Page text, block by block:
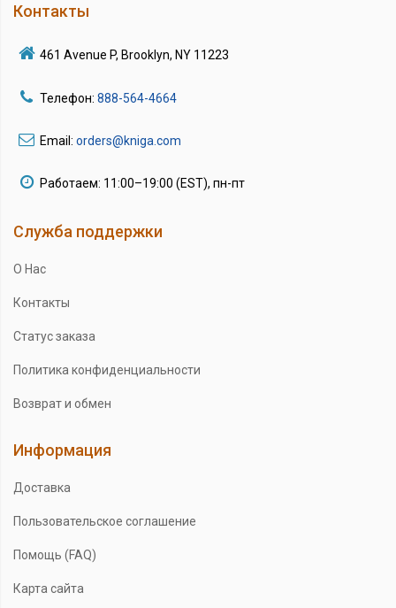
Контакты
461 Avenue P, Brooklyn, NY 11223
Телефон: 888-564-4664
Email: orders@kniga.com
Работаем: 11:00–19:00 (EST), пн-пт
Служба поддержки
О Нас
Контакты
Статус заказа
Политика конфиденциальности
Возврат и обмен
Информация
Доставка
Пользовательское соглашение
Помощь (FAQ)
Карта сайта